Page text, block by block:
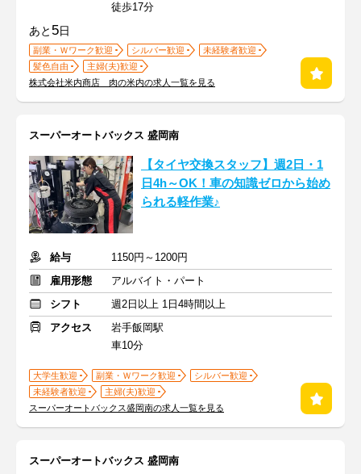
徒歩17分
あと 5日
副業・Ｗワーク歓迎 シルバー歓迎
未経験者歓迎
髪色自由
主婦(夫)歓迎
株式会社米内商店 肉の米内の求人一覧を見る
スーパーオートバックス 盛岡南
【タイヤ交換スタッフ】週2日・1
日4h～OK！車の知識ゼロから始め
られる軽作業♪
給与
1150円～1200円
雇用形態
アルバイト・パート
シフト
週2日以上 1日4時間以上
アクセス
岩手飯岡駅
車10分
大学生歓迎 副業・Ｗワーク歓迎
シルバー歓迎
未経験者歓迎
主婦(夫)歓迎
スーパーオートバックス盛岡南の求人一覧を見る
スーパーオートバックス 盛岡南